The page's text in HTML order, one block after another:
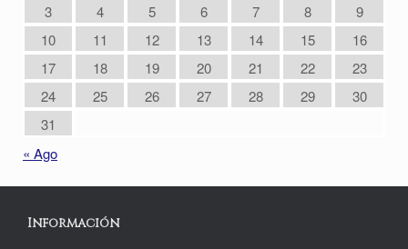
3
4 5 6 7 8
9
10
11 12 13 14 15
16
17
18 19 20 21 22
23
24
25 26 27 28 29
30
31
« Ago
Información